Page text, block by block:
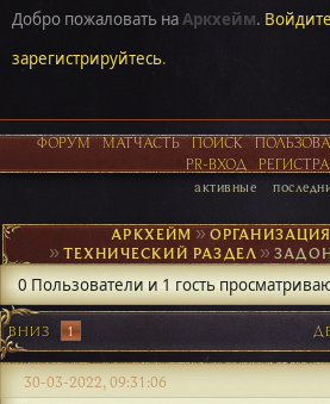
Добро пожаловать наАркхейм. Войдите
зарегистрируйтесь.
ФОРУМ МАТЧАСТЬ ПОИСК
PR-ВХОД
активные
АРКХЕЙМ►
►ТЕХНИЧЕСКИЙ РАЗДЕЛ ►
0 Пользователи и 1 гость
ВНИЗ 1
30-03-2022, 09:31:06